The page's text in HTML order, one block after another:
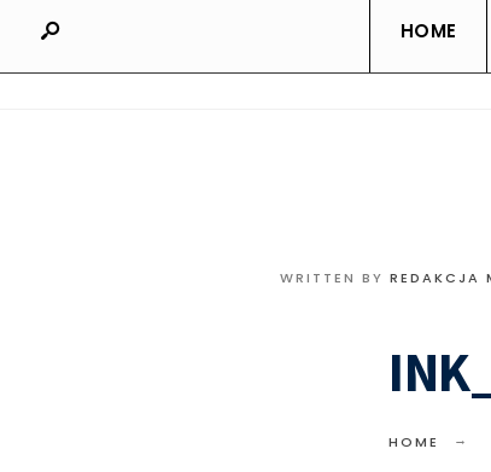
HOME
WRITTEN BY REDAKCJA
HOME